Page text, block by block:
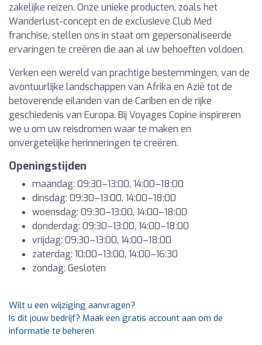
zakelijke reizen. Onze unieke producten, zoals het
Wanderlust-concept en de exclusieve Club Med
franchise, stellen ons in staat om gepersonaliseerde
ervaringen te creëren die aan al uw behoeften voldoen.
Verken een wereld van prachtige bestemmingen, van de
avontuurlijke landschappen van Afrika en Azië tot de
betoverende eilanden van de Cariben en de rijke
geschiedenis van Europa. Bij Voyages Copine inspireren
we u om uw reisdromen waar te maken en
onvergetelijke herinneringen te creëren.
Openingstijden
maandag: 09:30–13:00, 14:00–18:00
dinsdag: 09:30–13:00, 14:00–18:00
woensdag: 09:30–13:00, 14:00–18:00
donderdag: 09:30–13:00, 14:00–18:00
vrijdag: 09:30–13:00, 14:00–18:00
zaterdag: 10:00–13:00, 14:00–16:30
zondag: Gesloten
Wilt u een wijziging aanvragen?
Is dit jouw bedrijf? Maak een gratis account aan om de
informatie te beheren